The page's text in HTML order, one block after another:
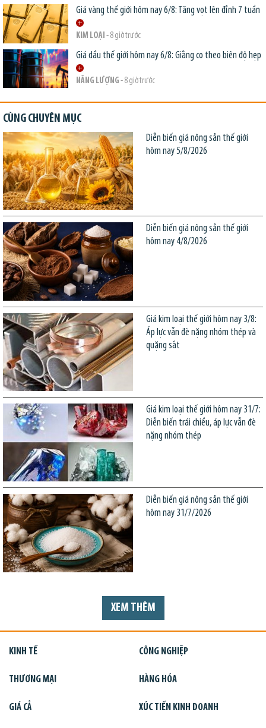
Giá vàng thế giới hôm nay 6/8: Tăng vọt lên đỉnh 7 tuần
KIM LOẠI - 8 giờ trước
Giá dầu thế giới hôm nay 6/8: Giằng co theo biên độ hẹp
NĂNG LƯỢNG - 8 giờ trước
CÙNG CHUYÊN MỤC
Diễn biến giá nông sản thế giới
hôm nay 5/8/2026
Diễn biến giá nông sản thế giới
hôm nay 4/8/2026
Giá kim loại thế giới hôm nay 3/8:
Áp lực vẫn đè nặng nhóm thép và
quặng sắt
Giá kim loại thế giới hôm nay 31/7:
Diễn biến trái chiều, áp lực vẫn đè
nặng nhóm thép
Diễn biến giá nông sản thế giới
hôm nay 31/7/2026
XEM THÊM
KINH TẾ CÔNG NGHIỆP
THƯƠNG MẠI HÀNG HÓA
GIÁ CẢ XÚC TIẾN KINH DOANH